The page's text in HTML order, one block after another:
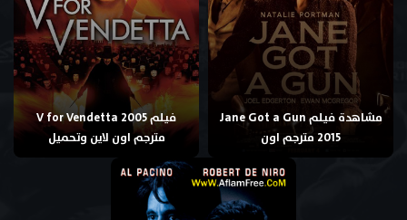
مشاهدة فيلم Jane Got a Gun
2015 مترجم اون
فيلم V for Vendetta 2005
مترجم اون لاين وتحميل